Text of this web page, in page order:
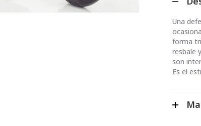
Una
forma
resbale
son
Es el